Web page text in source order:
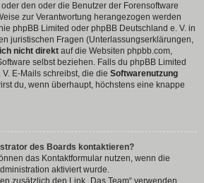
den oder die Benutzer der Forensoftware
zur Verantwortung herangezogen werden
phpBB Limited oder phpBB Deutschland e. V. in
juristischen Fragen (Unterlassungserklärungen,
nicht direkt auf die Websiten phpbb.com,
selbst beziehen. Falls du phpBB Limited
E-Mails schreibst, die die Softwarenutzung
du, wenn überhaupt, höchstens eine knappe
des Boards kontaktieren?
das Kontaktformular nutzen, wenn die
aktiviert wurde.
zusätzlich den Link „Das Team“ verwenden.